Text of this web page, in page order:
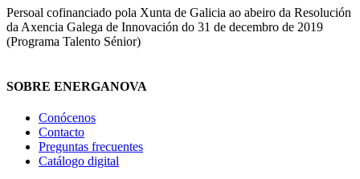
Persoal cofinanciado pola Xunta de Galicia ao abeiro da Resolución
da Axencia Galega de Innovación do 31 de decembro de 2019
(Programa Talento Sénior)
SOBRE ENERGANOVA
Conócenos
Contacto
Preguntas frecuentes
Catálogo digital